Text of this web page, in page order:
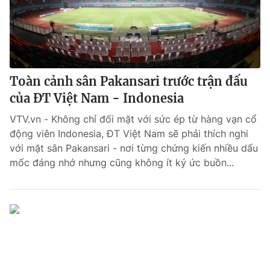
Toàn cảnh sân Pakansari trước trận đấu
của ĐT Việt Nam - Indonesia
VTV.vn - Không chỉ đối mặt với sức ép từ hàng vạn cổ
động viên Indonesia, ĐT Việt Nam sẽ phải thích nghi
với mặt sân Pakansari - nơi từng chứng kiến nhiều dấu
mốc đáng nhớ nhưng cũng không ít ký ức buồn...